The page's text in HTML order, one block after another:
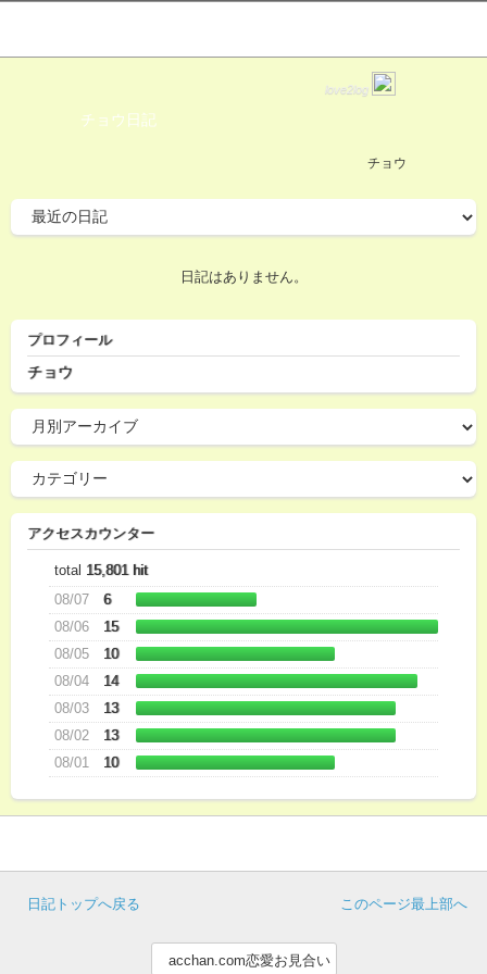
love2log
チョウ日記
チョウ
日記はありません。
プロフィール
チョウ
アクセスカウンター
total 15,801 hit
08/07
6
08/06
15
08/05
10
08/04
14
08/03
13
08/02
13
08/01
10
このページ最上部へ
日記トップへ戻る